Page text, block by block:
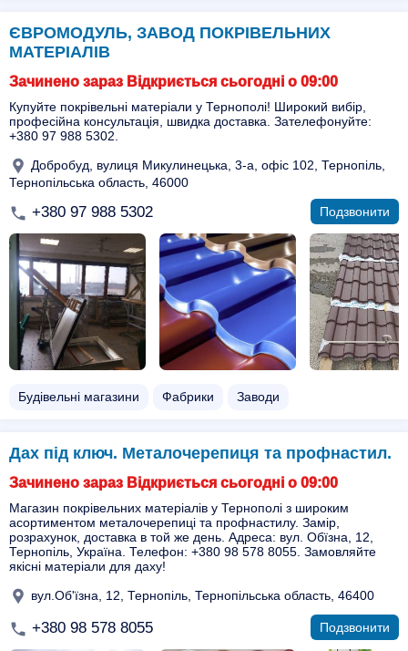
ЄВРОМОДУЛЬ, ЗАВОД ПОКРІВЕЛЬНИХ
МАТЕРІАЛІВ
Зачинено зараз Відкриється сьогодні о 09:00
Купуйте покрівельні матеріали у Тернополі! Широкий вибір,
професійна консультація, швидка доставка. Зателефонуйте:
+380 97 988 5302.
Добробуд, вулиця Микулинецька, 3-а, офіс 102, Тернопіль,
Тернопільська область, 46000
+380 97 988 5302 Подзвонити
Будівельні магазини Фабрики Заводи
Дах під ключ. Металочерепиця та профнастил.
Зачинено зараз Відкриється сьогодні о 09:00
Магазин покрівельних матеріалів у Тернополі з широким
асортиментом металочерепиці та профнастилу. Замір,
розрахунок, доставка в той же день. Адреса: вул. Обїзна, 12,
Тернопіль, Україна. Телефон: +380 98 578 8055. Замовляйте
якісні матеріали для даху!
вул.Об'їзна, 12, Тернопіль, Тернопільська область, 46400
+380 98 578 8055 Подзвонити